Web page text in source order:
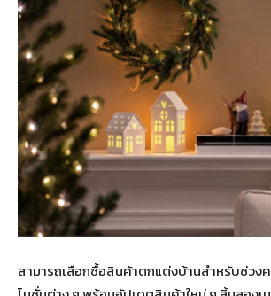
สามารถเลือกซื้อสินค้าตกแต่งบ้านสำหรับช่วง